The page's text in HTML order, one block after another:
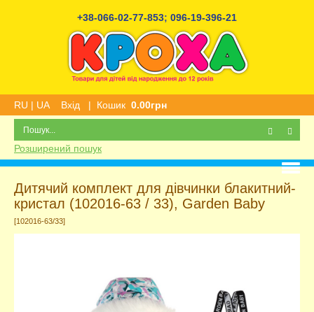
+38-066-02-77-853; 096-19-396-21
RU | UA Вхід | Кошик 0.00грн
Розширений пошук
Дитячий комплект для дівчинки блакитний-
кристал (102016-63 / 33), Garden Baby
[102016-63/33]